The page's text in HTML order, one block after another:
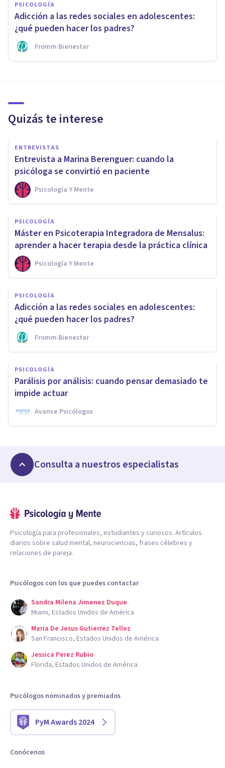
PSICOLOGÍA
Adicción a las redes sociales en adolescentes:
¿qué pueden hacer los padres?
Fromm Bienestar
Quizás te interese
ENTREVISTAS
Entrevista a Marina Berenguer: cuando la
psicóloga se convirtió en paciente
Psicología Y Mente
PSICOLOGÍA
Máster en Psicoterapia Integradora de Mensalus:
aprender a hacer terapia desde la práctica clínica
Psicología Y Mente
PSICOLOGÍA
Adicción a las redes sociales en adolescentes:
¿qué pueden hacer los padres?
Fromm Bienestar
PSICOLOGÍA
Parálisis por análisis: cuando pensar demasiado te
impide actuar
Avance Psicólogos
Consulta a nuestros especialistas
Psicología para profesionales, estudiantes y curiosos. Artículos
diarios sobre salud mental, neurociencias, frases célebres y
relaciones de pareja.
Psicólogos con los que puedes contactar
Sandra Milena Jimenez Duque
Miami, Estados Unidos de América
Maria De Jesus Gutierrez Tellez
San Francisco, Estados Unidos de América
Jessica Perez Rubio
Florida, Estados Unidos de América
Psicólogos nominados y premiados
PyM Awards 2024
Conócenos